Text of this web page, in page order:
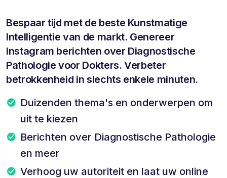
Bespaar tijd met de beste Kunstmatige
Intelligentie van de markt. Genereer
Instagram berichten over Diagnostische
Pathologie voor Dokters. Verbeter
betrokkenheid in slechts enkele minuten.
Duizenden thema's en onderwerpen om
uit te kiezen
Berichten over Diagnostische Pathologie
en meer
Verhoog uw autoriteit en laat uw online